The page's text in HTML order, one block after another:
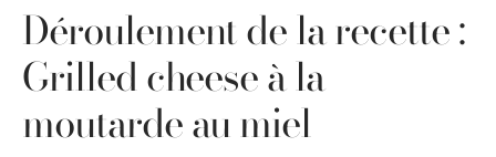
Déroulement de la recette :
Grilled cheese à la
moutarde au miel